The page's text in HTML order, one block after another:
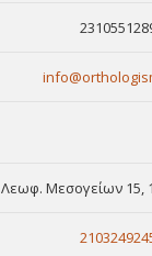
Λεωφ. Μεσογείων 15,